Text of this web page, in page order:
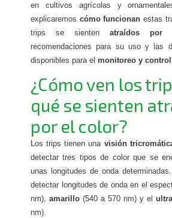
en cultivos agrícolas y
explicaremos cómo funcionan estas
trips se sienten atraídos por
recomendaciones para su uso y las
disponibles para el monitoreo y control
¿Cómo ven los
qué se sienten
por el color?
Los trips tienen una visión
detectar tres tipos de color que se
unas longitudes de onda
detectar longitudes de onda en el
nm), amarillo (540 a 570 nm) y el
nm).